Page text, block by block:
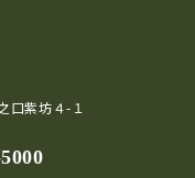
紫坊４-１